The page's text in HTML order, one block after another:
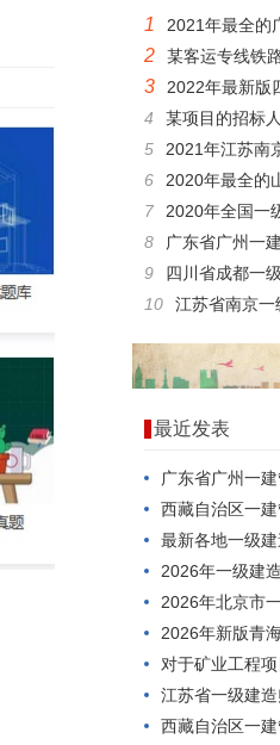
1 2021年最全的广西一
2 某客运专线铁路路基地基处理设计采用
3
2022年最新版四川
4
某项目的招标人具有编制招标
5
2021年江苏南京一级建
6
2020年最全的山东一级
7
2020年全国一级建造
8
广东省广州一建管理在线
9
四川省成都一级建造
10
江苏省南京一级建
最近发表
广东省广州一建管理在
西藏自治区一
最新各地一级建造师
2026年一级建造师矿
2026年北京市一级建
2026年新版青海省西宁
对于矿业工程项目而言，制
江苏省一级建
西藏自治区一